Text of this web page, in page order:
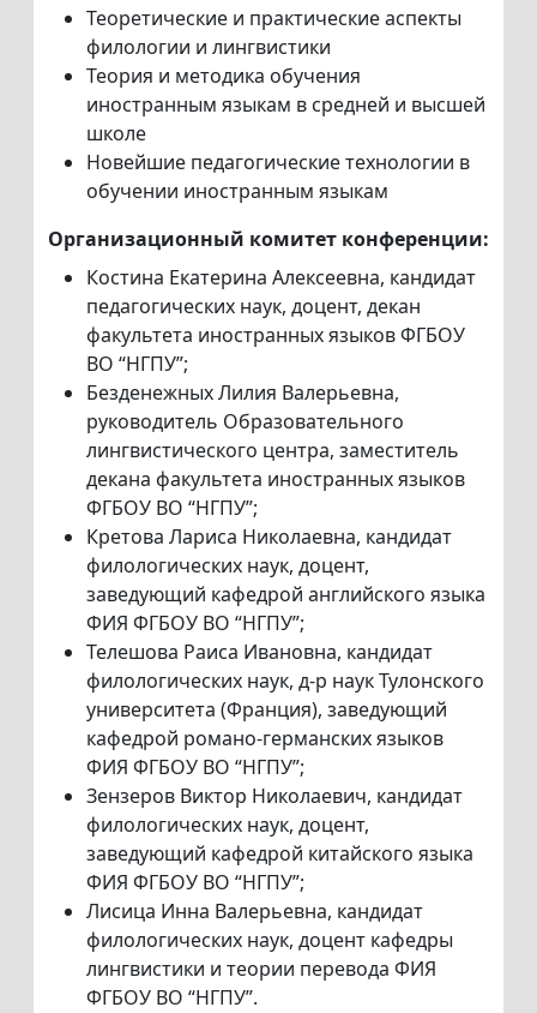
Теоретические и практические аспекты
филологии и лингвистики
Теория и методика обучения
иностранным языкам в средней и высшей
школе
Новейшие педагогические технологии в
обучении иностранным языкам
Организационный комитет конференции:
Костина Екатерина Алексеевна, кандидат
педагогических наук, доцент, декан
факультета иностранных языков ФГБОУ
ВО “НГПУ”;
Безденежных Лилия Валерьевна,
руководитель Образовательного
лингвистического центра, заместитель
декана факультета иностранных языков
ФГБОУ ВО “НГПУ”;
Кретова Лариса Николаевна, кандидат
филологических наук, доцент,
заведующий кафедрой английского языка
ФИЯ ФГБОУ ВО “НГПУ”;
Телешова Раиса Ивановна, кандидат
филологических наук, д-р наук Тулонского
университета (Франция), заведующий
кафедрой романо-германских языков
ФИЯ ФГБОУ ВО “НГПУ”;
Зензеров Виктор Николаевич, кандидат
филологических наук, доцент,
заведующий кафедрой китайского языка
ФИЯ ФГБОУ ВО “НГПУ”;
Лисица Инна Валерьевна, кандидат
филологических наук, доцент кафедры
лингвистики и теории перевода ФИЯ
ФГБОУ ВО “НГПУ”.